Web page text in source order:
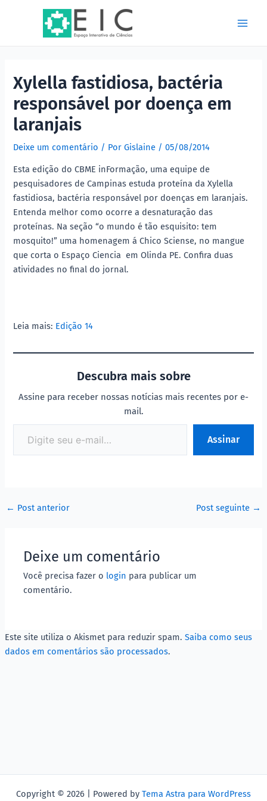
Xylella fastidiosa, bactéria
responsável por doença em
laranjais
Deixe um comentário / PorGislaine /05/08/2014
Esta edição do CBME inFormação, uma equipe de
pesquisadores de Campinas estuda proteína da Xylella
fastidiosa, bactéria responsável por doenças em laranjais.
Entenda melhor como ocorre a desnaturação das
proteínas. Na seção “o mundo é tão esquisito: tem
mosquito!” uma homenagem á Chico Sciense, no mangue
que corta o Espaço Ciencia em Olinda PE. Confira duas
atividades no final do jornal.
Leia mais: Edição 14
Descubra mais sobre
Assine para receber nossas notícias mais recentes por e-
mail.
Assinar
navigation
← Post anterior Post seguinte →
Deixe um comentário
Você precisa fazer o login para publicar um
comentário.
Este site utiliza o Akismet para reduzir spam. Saiba como seus
dados em comentários são processados.
Copyright © 2026 | Powered by Tema Astra para WordPress